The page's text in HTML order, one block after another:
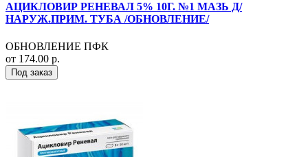
АЦИКЛОВИР РЕНЕВАЛ 5% 10Г. №1 МАЗЬ Д/
НАРУЖ.ПРИМ. ТУБА /ОБНОВЛЕНИЕ/
ОБНОВЛЕНИЕ ПФК
от 174.00 р.
Под заказ